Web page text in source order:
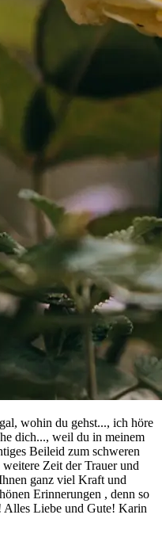
wohin du gehst..., ich höre
dich..., weil du in meinem
Beileid zum schweren
Zeit der Trauer und
ganz viel Kraft und
Erinnerungen , denn so
Alles Liebe und Gute! Karin